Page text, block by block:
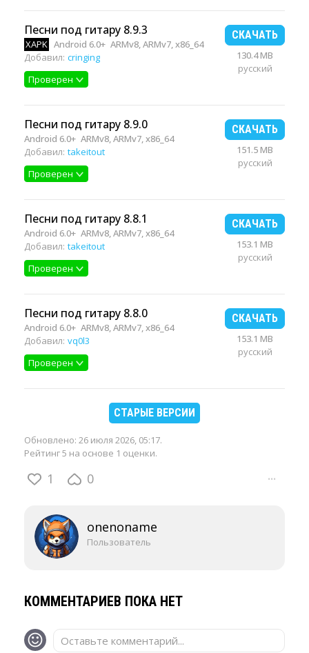
Песни под гитару 8.9.3
XAPK Android 6.0+ ARMv8, ARMv7, x86_64
Добавил: cringing
Проверен
СКАЧАТЬ
130.4 MB
русский
Песни под гитару 8.9.0
Android 6.0+ ARMv8, ARMv7, x86_64
Добавил: takeitout
Проверен
СКАЧАТЬ
151.5 MB
русский
Песни под гитару 8.8.1
Android 6.0+ ARMv8, ARMv7, x86_64
Добавил: takeitout
Проверен
СКАЧАТЬ
153.1 MB
русский
Песни под гитару 8.8.0
Android 6.0+ ARMv8, ARMv7, x86_64
Добавил: vq0l3
Проверен
СКАЧАТЬ
153.1 MB
русский
СТАРЫЕ ВЕРСИИ
Обновлено: 26 июля 2026, 05:17.
Рейтинг 5 на основе 1 оценки.
1 0 ···
onenoname
Пользователь
КОММЕНТАРИЕВ ПОКА НЕТ
Оставьте комментарий...